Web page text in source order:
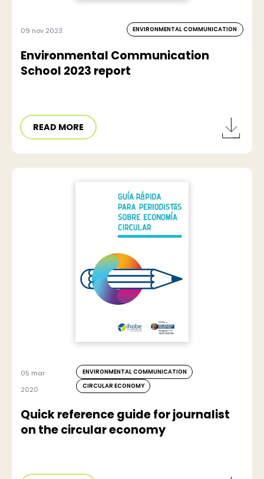
09 nov 2023 ENVIRONMENTAL COMMUNICATION
Environmental Communication
School 2023 report
READ MORE
05 mar
2020
ENVIRONMENTAL COMMUNICATION
CIRCULAR ECONOMY
Quick reference guide for journalist
on the circular economy